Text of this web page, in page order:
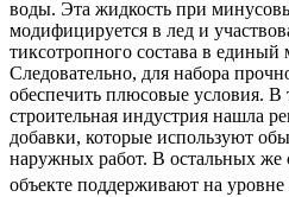
воды. Эта жидкость при
модифицируется в лед и
тиксотропного состава в
Следовательно, для набора
обеспечить плюсовые условия. В
строительная индустрия нашла
добавки, которые используют
наружных работ. В остальных же
объекте поддерживают на